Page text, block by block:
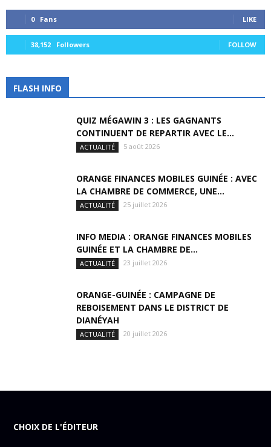
0 Fans LIKE
38,152 Followers FOLLOW
FLASH INFO
QUIZ MÉGAWIN 3 : LES GAGNANTS
CONTINUENT DE REPARTIR AVEC LE...
ACTUALITÉ 5 août 2026
ORANGE FINANCES MOBILES GUINÉE : AVEC
LA CHAMBRE DE COMMERCE, UNE...
ACTUALITÉ 25 juillet 2026
INFO MEDIA : ORANGE FINANCES MOBILES
GUINÉE ET LA CHAMBRE DE...
ACTUALITÉ 23 juillet 2026
ORANGE-GUINÉE : CAMPAGNE DE
REBOISEMENT DANS LE DISTRICT DE
DIANÉYAH
ACTUALITÉ 20 juillet 2026
CHOIX DE L'ÉDITEUR